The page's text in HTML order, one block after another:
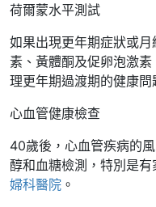
荷爾蒙水平測試
如果出現更年期症狀或
素、黃體酮及促卵泡激
理更年期過渡期的健康問
心血管健康檢查
40歲後，心血管疾病的
醇和血糖檢測，特別是
婦科醫院 。